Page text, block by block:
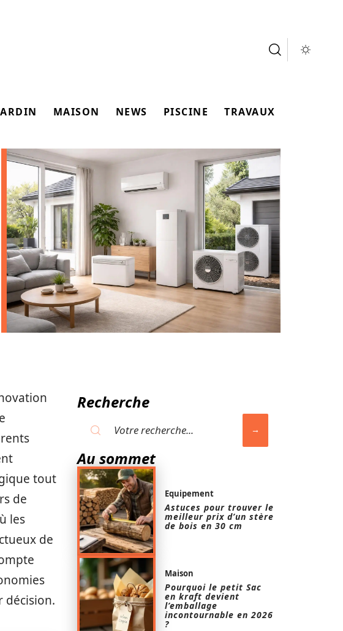
MAISON NEWS PISCINE TRAVAUX
tout
de
les
de
décision.
Recherche
Au sommet
Equipement
Astuces pour trouver le
meilleur prix d’un stère
de bois en 30 cm
Maison
Pourquoi le petit Sac
en kraft devient
l’emballage
incontournable en 2026
?